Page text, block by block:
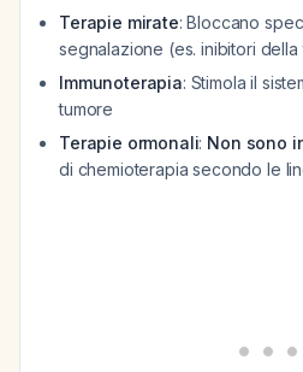
Terapie mirate: Bloccano
segnalazione (es. inibitori della
Immunoterapia: Stimola il
tumore
Terapie ormonali: Non sono
di chemioterapia secondo le